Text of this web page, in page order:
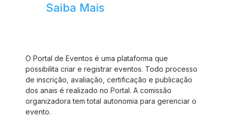
Saiba Mais
O Portal de Eventos é uma plataforma que
possibilita criar e registrar eventos. Todo processo
de inscrição, avaliação, certificação e publicação
dos anais é realizado no Portal. A comissão
organizadora tem total autonomia para gerenciar o
evento.